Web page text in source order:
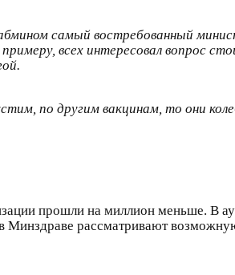
самый востребованный
всех интересовал вопрос
по другим вакцинам, то они
прошли на миллион меньше. В
Минздраве рассматривают